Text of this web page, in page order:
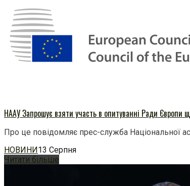
НААУ Запрошує взяти участь в опитуванні Ради Європи
Про це повідомляє прес-служба Національної
НОВИНИ 13 Серпня
Читати більше